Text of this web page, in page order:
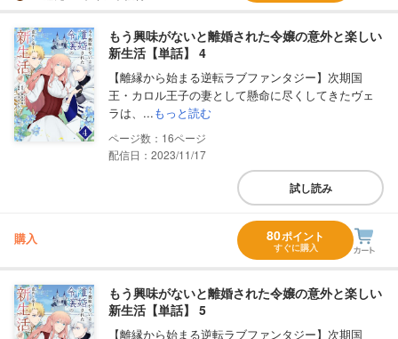
もう興味がないと離婚された令嬢の意外と楽しい
新生活【単話】 4
【離縁から始まる逆転ラブファンタジー】次期国
王・カロル王子の妻として懸命に尽くしてきたヴェ
ラは、...もっと読む
16
配信日：2023/11/17
試し読み
購入 80ポイント
すぐに購入
もう興味がないと離婚された令嬢の意外と楽しい
新生活【単話】 5
【離縁から始まる逆転ラブファンタジー】次期国